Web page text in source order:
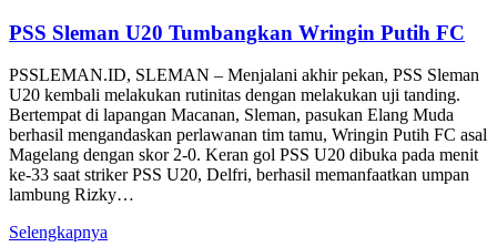
PSS Sleman U20 Tumbangkan Wringin Putih FC
PSSLEMAN.ID, SLEMAN – Menjalani akhir pekan, PSS Sleman
U20 kembali melakukan rutinitas dengan melakukan uji tanding.
Bertempat di lapangan Macanan, Sleman, pasukan Elang Muda
berhasil mengandaskan perlawanan tim tamu, Wringin Putih FC asal
Magelang dengan skor 2-0. Keran gol PSS U20 dibuka pada menit
ke-33 saat striker PSS U20, Delfri, berhasil memanfaatkan umpan
lambung Rizky…
Selengkapnya